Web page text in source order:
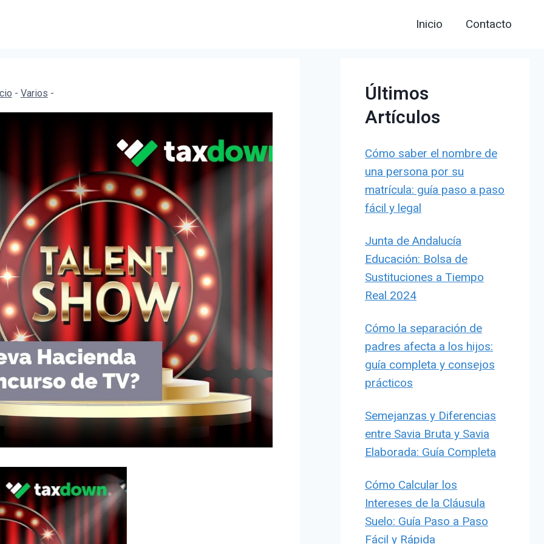
Inicio Contacto
- Varios -
Últimos
Artículos
Cómo saber el nombre de
una persona por su
matrícula: guía paso a paso
fácil y legal
Junta de Andalucía
Educación: Bolsa de
Sustituciones a Tiempo
Real 2024
Cómo la separación de
padres afecta a los hijos:
guía completa y consejos
prácticos
Semejanzas y Diferencias
entre Savia Bruta y Savia
Elaborada: Guía Completa
Cómo Calcular los
Intereses de la Cláusula
Suelo: Guía Paso a Paso
Fácil y Rápida